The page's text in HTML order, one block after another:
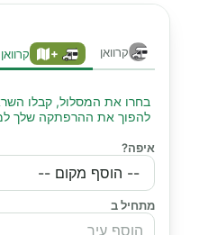
קרוואן +
בחרו את המסלול, קבלו
להפוך את ההרפתקה שלך
איפה?
מתחיל ב